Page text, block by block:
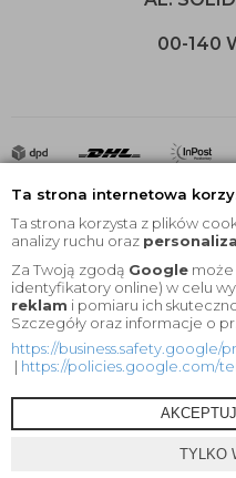
Ta strona internetowa
Ta strona korzysta z plików
analizy ruchu oraz
Za Twoją zgodą Google może
identyfikatory online) w celu
reklam i pomiaru ich
Szczegóły oraz informacje o
https://business.safety.google/
| https://policies.google.com/
TYLKO
00-140
2020 © Wszelkie
Projekt i